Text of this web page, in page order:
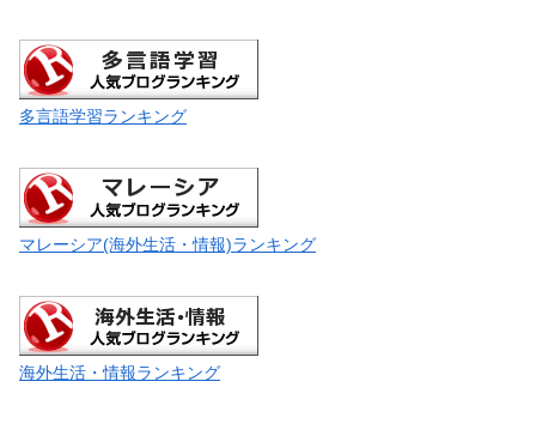
多言語学習ランキング
マレーシア(海外生活・情報)ランキング
海外生活・情報ランキング